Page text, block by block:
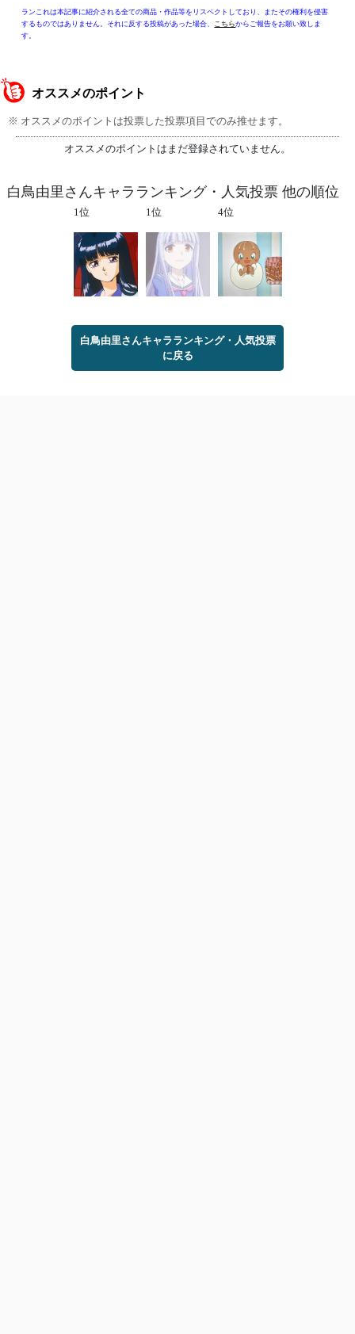
ランこれは本記事に紹介される全ての商品・作品等をリスペクトしており、またその権利を侵害
するものではありません。それに反する投稿があった場合、 こちらからご報告をお願い致しま
す。
オススメのポイント
※ オススメのポイントは投票した投票項目でのみ推せます。
オススメのポイントはまだ登録されていません。
白鳥由里さんキャラランキング・人気投票 他の順位
1位 1位 4位
白鳥由里さんキャラランキング・人気投票
に戻る